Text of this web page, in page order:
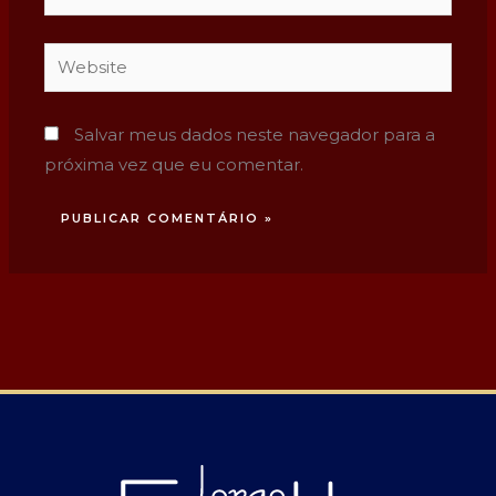
Website
Salvar meus dados neste navegador para a
próxima vez que eu comentar.